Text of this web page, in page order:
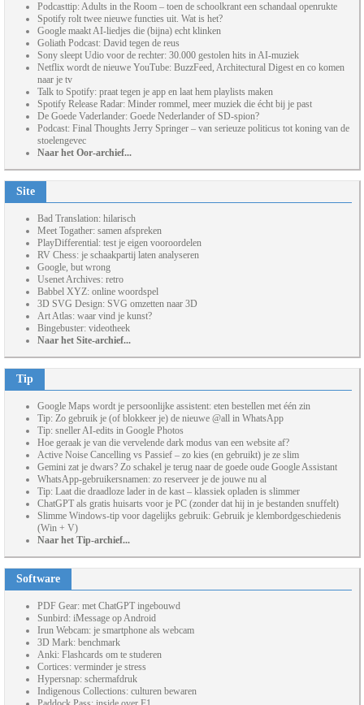
Podcasttip: Adults in the Room – toen de schoolkrant een schandaal openrukte
Spotify rolt twee nieuwe functies uit. Wat is het?
Google maakt AI-liedjes die (bijna) echt klinken
Goliath Podcast: David tegen de reus
Sony sleept Udio voor de rechter: 30.000 gestolen hits in AI-muziek
Netflix wordt de nieuwe YouTube: BuzzFeed, Architectural Digest en co komen
naar je tv
Talk to Spotify: praat tegen je app en laat hem playlists maken
Spotify Release Radar: Minder rommel, meer muziek die écht bij je past
De Goede Vaderlander: Goede Nederlander of SD-spion?
Podcast: Final Thoughts Jerry Springer – van serieuze politicus tot koning van de
stoelengevec
Naar het Oor-archief...
Site
Bad Translation: hilarisch
Meet Togather: samen afspreken
PlayDifferential: test je eigen vooroordelen
RV Chess: je schaakpartij laten analyseren
Google, but wrong
Usenet Archives: retro
Babbel XYZ: online woordspel
3D SVG Design: SVG omzetten naar 3D
Art Atlas: waar vind je kunst?
Bingebuster: videotheek
Naar het Site-archief...
Tip
Google Maps wordt je persoonlijke assistent: eten bestellen met één zin
Tip: Zo gebruik je (of blokkeer je) de nieuwe @all in WhatsApp
Tip: sneller AI-edits in Google Photos
Hoe geraak je van die vervelende dark modus van een website af?
Active Noise Cancelling vs Passief – zo kies (en gebruikt) je ze slim
Gemini zat je dwars? Zo schakel je terug naar de goede oude Google Assistant
WhatsApp-gebruikersnamen: zo reserveer je de jouwe nu al
Tip: Laat die draadloze lader in de kast – klassiek opladen is slimmer
ChatGPT als gratis huisarts voor je PC (zonder dat hij in je bestanden snuffelt)
Slimme Windows-tip voor dagelijks gebruik: Gebruik je klembordgeschiedenis
(Win + V)
Naar het Tip-archief...
Software
PDF Gear: met ChatGPT ingebouwd
Sunbird: iMessage op Android
Irun Webcam: je smartphone als webcam
3D Mark: benchmark
Anki: Flashcards om te studeren
Cortices: verminder je stress
Hypersnap: schermafdruk
Indigenous Collections: culturen bewaren